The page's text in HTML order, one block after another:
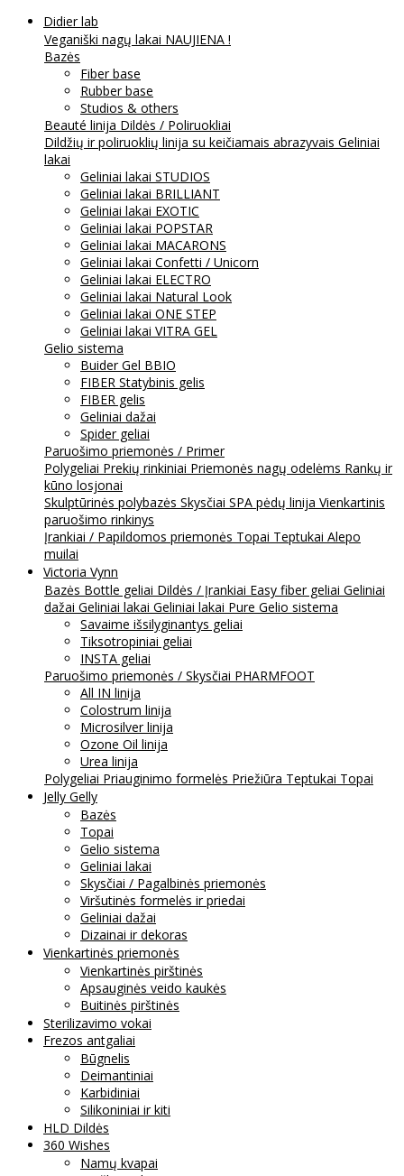
Didier lab
Veganiški nagų lakai NAUJIENA !
Bazės
Fiber base
Rubber base
Studios & others
Beauté linija Dildės / Poliruokliai
Dildžių ir poliruoklių linija su keičiamais abrazyvais Geliniai
lakai
Geliniai lakai STUDIOS
Geliniai lakai BRILLIANT
Geliniai lakai EXOTIC
Geliniai lakai POPSTAR
Geliniai lakai MACARONS
Geliniai lakai Confetti / Unicorn
Geliniai lakai ELECTRO
Geliniai lakai Natural Look
Geliniai lakai ONE STEP
Geliniai lakai VITRA GEL
Gelio sistema
Buider Gel BBIO
FIBER Statybinis gelis
FIBER gelis
Geliniai dažai
Spider geliai
Paruošimo priemonės / Primer
Polygeliai Prekių rinkiniai Priemonės nagų odelėms Rankų ir
kūno losjonai
Skulptūrinės polybazės Skysčiai SPA pėdų linija Vienkartinis
paruošimo rinkinys
Įrankiai / Papildomos priemonės Topai Teptukai Alepo
muilai
Victoria Vynn
Bazės Bottle geliai Dildės / Įrankiai Easy fiber geliai Geliniai
dažai Geliniai lakai Geliniai lakai Pure Gelio sistema
Savaime išsilyginantys geliai
Tiksotropiniai geliai
INSTA geliai
Paruošimo priemonės / Skysčiai PHARMFOOT
All IN linija
Colostrum linija
Microsilver linija
Ozone Oil linija
Urea linija
Polygeliai Priauginimo formelės Priežiūra Teptukai Topai
Jelly Gelly
Bazės
Topai
Gelio sistema
Geliniai lakai
Skysčiai / Pagalbinės priemonės
Viršutinės formelės ir priedai
Geliniai dažai
Dizainai ir dekoras
Vienkartinės priemonės
Vienkartinės pirštinės
Apsauginės veido kaukės
Buitinės pirštinės
Sterilizavimo vokai
Frezos antgaliai
Būgnelis
Deimantiniai
Karbidiniai
Silikoniniai ir kiti
HLD Dildės
360 Wishes
Namų kvapai